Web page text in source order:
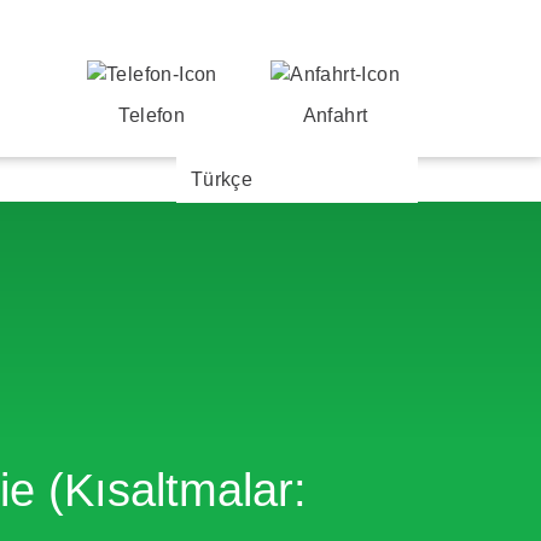
Telefon Anfahrt
Türkçe
(Kısaltmalar: